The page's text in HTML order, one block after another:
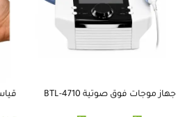
جهاز موجات فوق صوتية BTL-4710